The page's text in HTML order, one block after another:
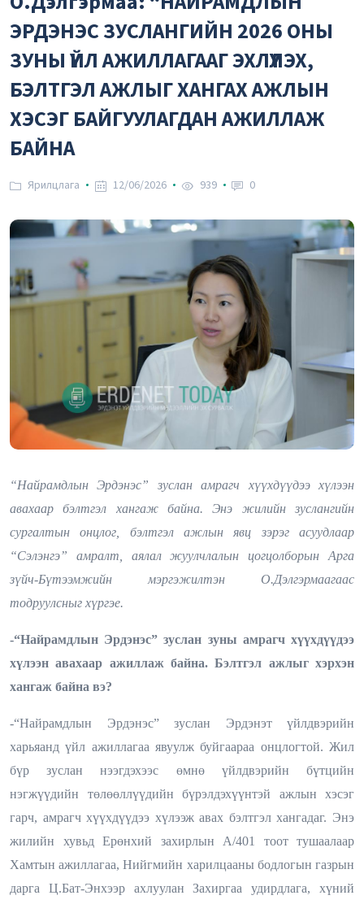
Вон
ЭРДЭНЭС ЗУСЛАНГИЙН 2026 ОНЫ
ЗУНЫ ҮЙЛ АЖИЛЛАГААГ ЭХЛҮҮЛЭХ,
БЭЛТГЭЛ АЖЛЫГ ХАНГАХ АЖЛЫН
ХЭСЭГ БАЙГУУЛАГДАН АЖИЛЛАЖ
БАЙНА
Ярилцлага 12/06/2026 939 0
“Найрамдлын Эрдэнэс” зуслан амрагч хүүхдүүдээ хүлээн
авахаар бэлтгэл хангаж байна. Энэ жилийн зуслангийн
сургалтын онцлог, бэлтгэл ажлын явц зэрэг асуудлаар
“Сэлэнгэ” амралт, аялал жуулчлалын цогцолборын Арга
зүйч-Бүтээмжийн мэргэжилтэн О.Дэлгэрмаагаас
тодруулсныг хүргэе.
-“Найрамдлын Эрдэнэс” зуслан зуны амрагч хүүхдүүдээ
хүлээн авахаар ажиллаж байна. Бэлтгэл ажлыг хэрхэн
хангаж байна вэ?
-“Найрамдлын Эрдэнэс” зуслан Эрдэнэт үйлдвэрийн
харьяанд үйл ажиллагаа явуулж буйгаараа онцлогтой. Жил
бүр зуслан нээгдэхээс өмнө үйлдвэрийн бүтцийн
нэгжүүдийн төлөөллүүдийн бүрэлдэхүүнтэй ажлын хэсэг
гарч, амрагч хүүхдүүдээ хүлээж авах бэлтгэл хангадаг. Энэ
жилийн хувьд Ерөнхий захирлын А/401 тоот тушаалаар
Хамтын ажиллагаа, Нийгмийн харилцааны бодлогын газрын
дарга Ц.Бат-Энхээр ахлуулан Захиргаа удирдлага, хүний